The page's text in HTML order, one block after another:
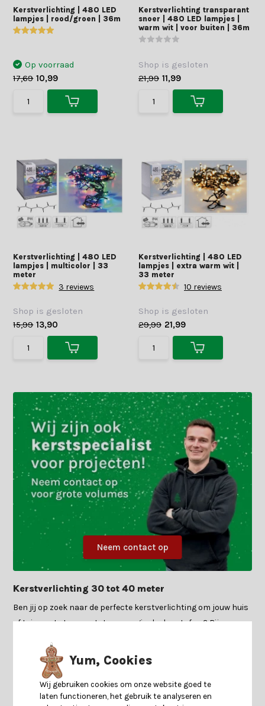
Kerstverlichting | 480 LED
lampjes | rood/groen | 36m
Op voorraad
17,69 10,99
Kerstverlichting transparant
snoer | 480 LED lampjes |
warm wit | voor buiten | 36m
Shop is gesloten
21,99 11,99
Kerstverlichting | 480 LED
lampjes | multicolor | 33
meter
3 reviews
Shop is gesloten
15,99 13,90
Kerstverlichting | 480 LED
lampjes | extra warm wit |
33 meter
10 reviews
Shop is gesloten
29,99 21,99
Neem contact op
Kerstverlichting 30 tot 40 meter
Ben jij op zoek naar de perfecte kerstverlichting om jouw huis
of tuin om te toveren tot een magische kerstsfeer? Bij
van 30 tot 40 meter lengte, geschikt voor al jouw decoratieve
behoeften tijdens de feestdagen.
Verschillende maten
Yum, Cookies
Wij gebruiken cookies om onze website goed te
laten functioneren, het gebruik te analyseren en